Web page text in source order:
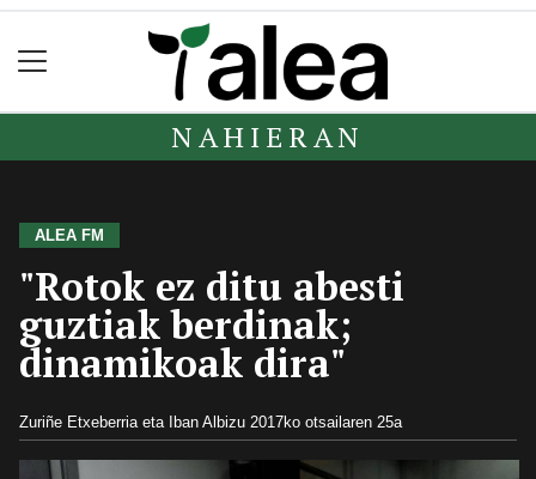
NAHIERAN
ALEA FM
"Rotok ez ditu abesti
guztiak berdinak;
dinamikoak dira"
Zuriñe Etxeberria eta Iban Albizu 2017ko otsailaren 25a